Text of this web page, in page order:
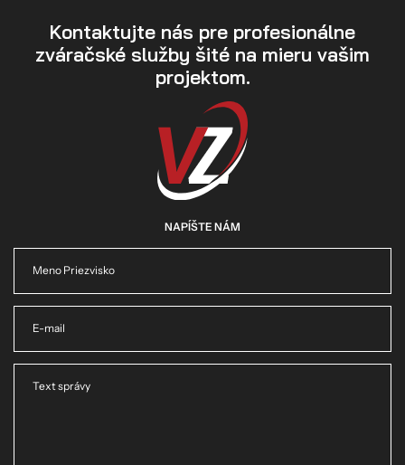
Kontaktujte nás pre profesionálne
zváračské služby šité na mieru vašim
projektom.
NAPÍŠTE NÁM
Meno Priezvisko
E-mail
Text správy